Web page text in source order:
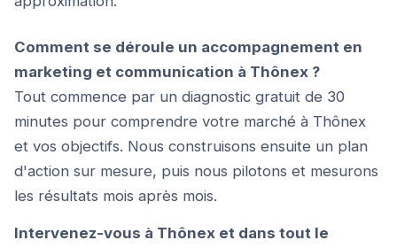
Comment se déroule un accompagnement en
marketing et communication à Thônex ?
Tout commence par un diagnostic gratuit de 30
minutes pour comprendre votre marché à Thônex
et vos objectifs. Nous construisons ensuite un plan
d'action sur mesure, puis nous pilotons et mesurons
les résultats mois après mois.
Intervenez-vous à Thônex et dans tout le